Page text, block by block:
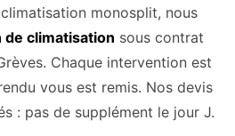
monosplit, nous
climatisation sous contrat
Chaque intervention est
vous est remis. Nos devis
: pas de supplément le jour J.